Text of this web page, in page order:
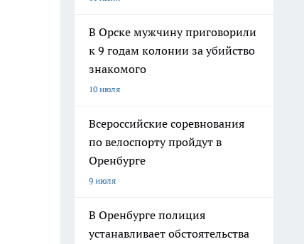
В Орске мужчину приговорили
к 9 годам колонии за убийство
знакомого
10 июля
Всероссийские соревнования
по велоспорту пройдут в
Оренбурге
9 июля
В Оренбурге полиция
устанавливает обстоятельства